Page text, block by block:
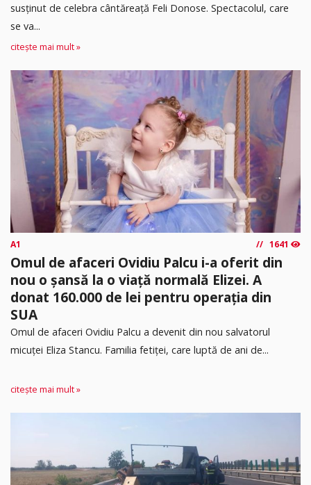
susținut de celebra cântăreață Feli Donose. Spectacolul, care
se va...
citește mai mult »
A1 1641
Omul de afaceri Ovidiu Palcu i-a oferit din
nou o șansă la o viață normală Elizei. A
donat 160.000 de lei pentru operația din
SUA
Omul de afaceri Ovidiu Palcu a devenit din nou salvatorul
micuței Eliza Stancu. Familia fetiței, care luptă de ani de...
citește mai mult »